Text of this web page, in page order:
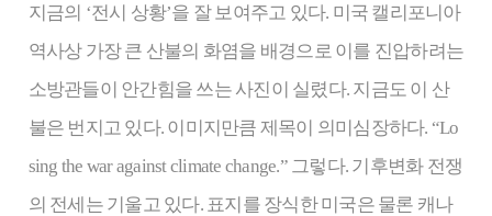
지금의 ‘전시 상황’을 잘 보여주고 있다. 미국 캘리포니아
역사상 가장 큰 산불의 화염을 배경으로 이를 진압하려는
소방관들이 안간힘을 쓰는 사진이 실렸다. 지금도 이 산
불은 번지고 있다. 이미지만큼 제목이 의미심장하다. “Lo
sing the war against climate change.” 그렇다. 기후변화 전쟁
의 전세는 기울고 있다. 표지를 장식한 미국은 물론 캐나